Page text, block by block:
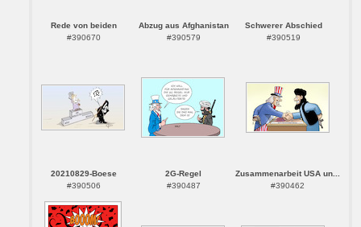
Rede von beiden
#390670
Abzug aus Afghanistan
#390579
Schwerer Abschied
#390519
20210829-Boese
#390506
2G-Regel
#390487
Zusammenarbeit USA un...
#390462